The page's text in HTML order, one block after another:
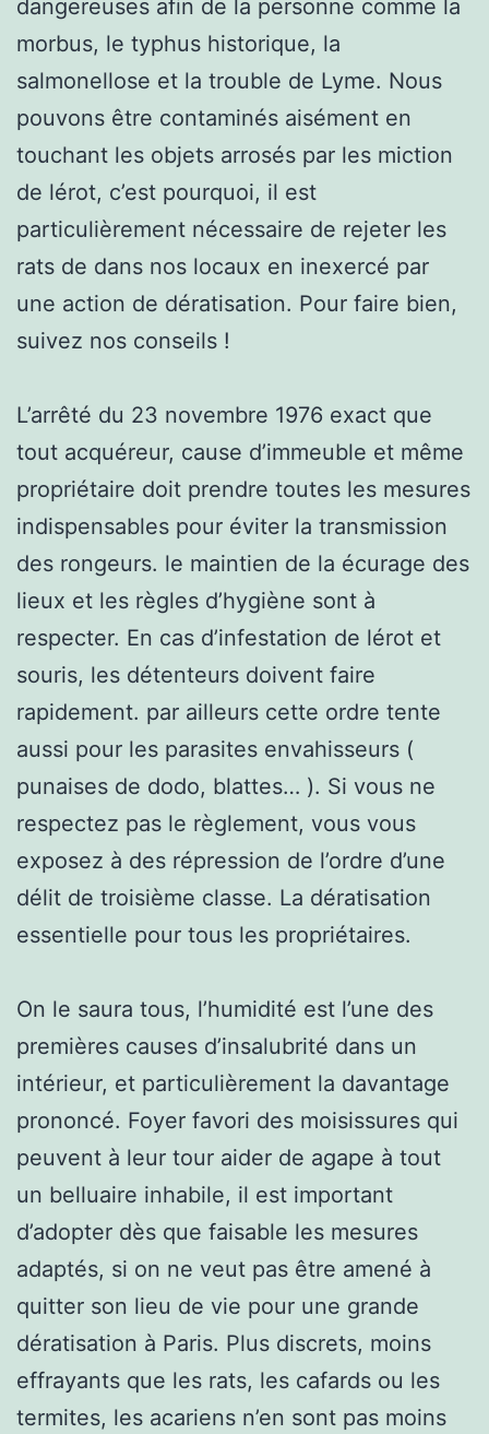
dangereuses afin de la personne comme la
morbus, le typhus historique, la
salmonellose et la trouble de Lyme. Nous
pouvons être contaminés aisément en
touchant les objets arrosés par les miction
de lérot, c’est pourquoi, il est
particulièrement nécessaire de rejeter les
rats de dans nos locaux en inexercé par
une action de dératisation. Pour faire bien,
suivez nos conseils !
L’arrêté du 23 novembre 1976 exact que
tout acquéreur, cause d’immeuble et même
propriétaire doit prendre toutes les mesures
indispensables pour éviter la transmission
des rongeurs. le maintien de la écurage des
lieux et les règles d’hygiène sont à
respecter. En cas d’infestation de lérot et
souris, les détenteurs doivent faire
rapidement. par ailleurs cette ordre tente
aussi pour les parasites envahisseurs (
punaises de dodo, blattes… ). Si vous ne
respectez pas le règlement, vous vous
exposez à des répression de l’ordre d’une
délit de troisième classe. La dératisation
essentielle pour tous les propriétaires.
On le saura tous, l’humidité est l’une des
premières causes d’insalubrité dans un
intérieur, et particulièrement la davantage
prononcé. Foyer favori des moisissures qui
peuvent à leur tour aider de agape à tout
un belluaire inhabile, il est important
d’adopter dès que faisable les mesures
adaptés, si on ne veut pas être amené à
quitter son lieu de vie pour une grande
dératisation à Paris. Plus discrets, moins
effrayants que les rats, les cafards ou les
termites, les acariens n’en sont pas moins